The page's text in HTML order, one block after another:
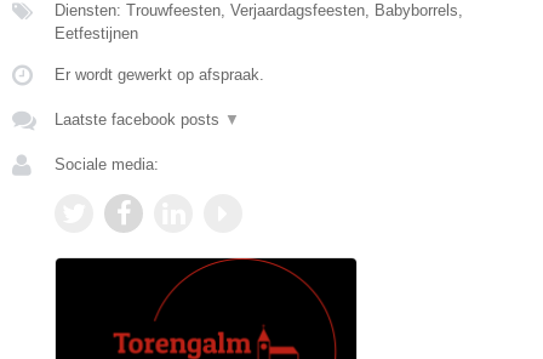
Diensten: Trouwfeesten, Verjaardagsfeesten, Babyborrels,
Eetfestijnen
Er wordt gewerkt op afspraak.
Laatste facebook posts ▼
Sociale media: